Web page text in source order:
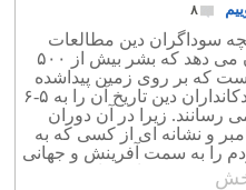
۸
سوداگران دین مطالعات
علمی نشان می دهد که بشر بیش از ۵۰۰
که بر روی زمین پیداشده
است. ولی دکانداران دین تاریخ آن را به ۵-۶
رسانند. زیرا در آن دوران
و نشانه ای از کسی که به
را به سمت آفرینش و جهانی
کند وجود نداشته است.